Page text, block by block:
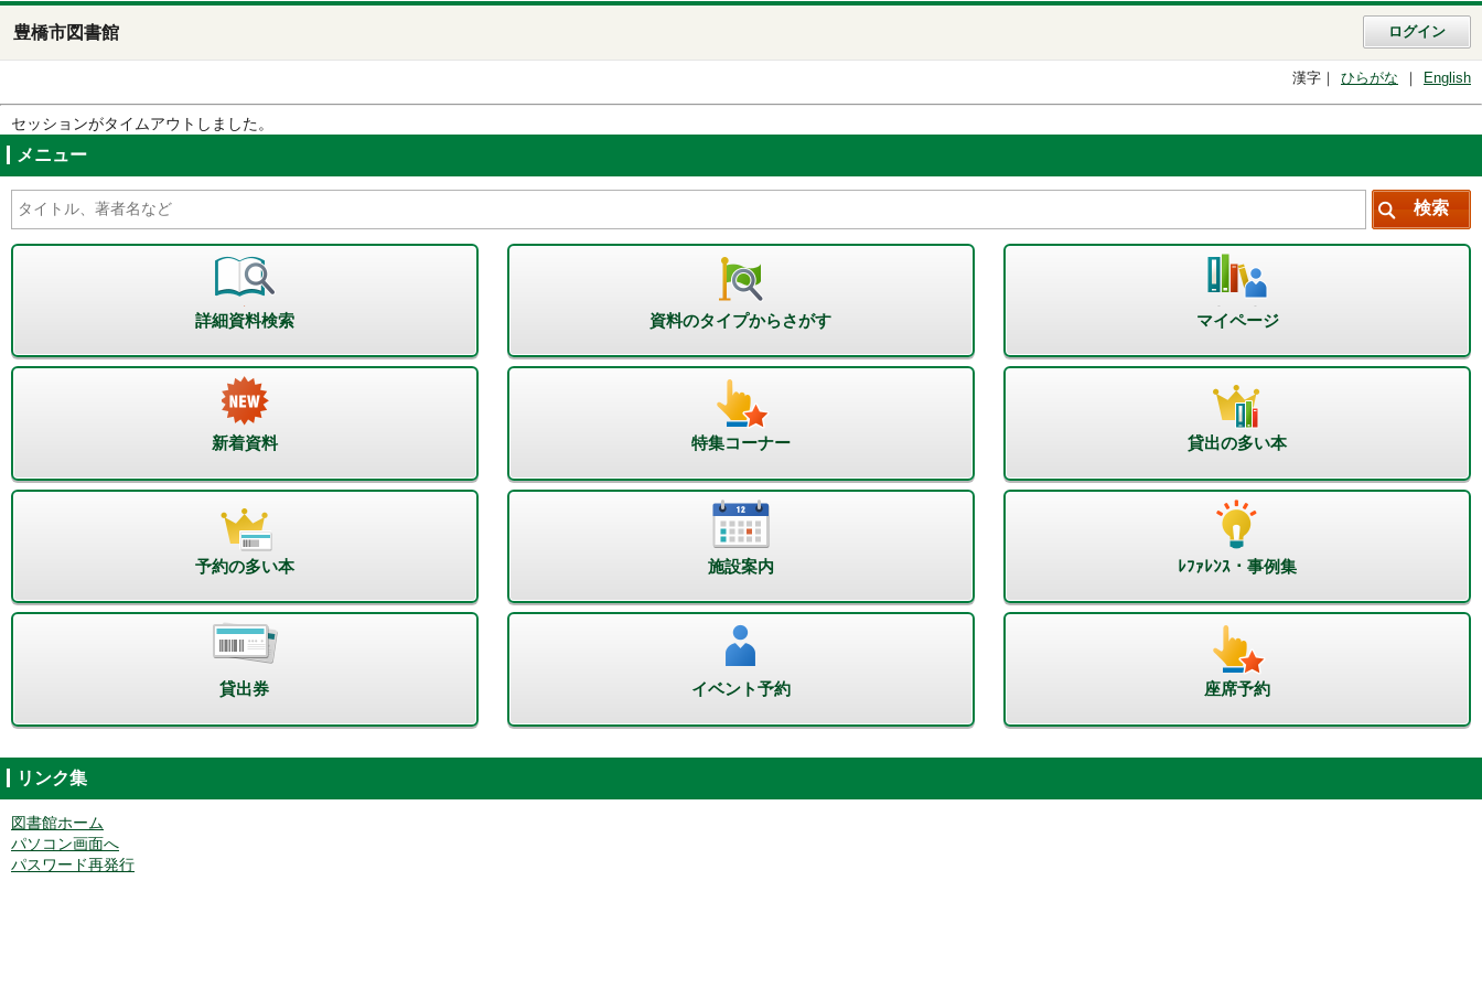
豊橋市図書館 ログイン
漢字 ひらがな English
セッションがタイムアウトしました。
メニュー
詳細資料検索 資料のタイプからさがす マイページ
新着資料 特集コーナー 貸出の多い本
予約の多い本 施設案内 ﾚﾌｧﾚﾝｽ・事例集
貸出券 イベント予約 座席予約
リンク集
図書館ホーム
パソコン画面へ
パスワード再発行